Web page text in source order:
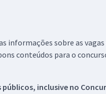
informações sobre as
conteúdos para o
públicos, inclusive no